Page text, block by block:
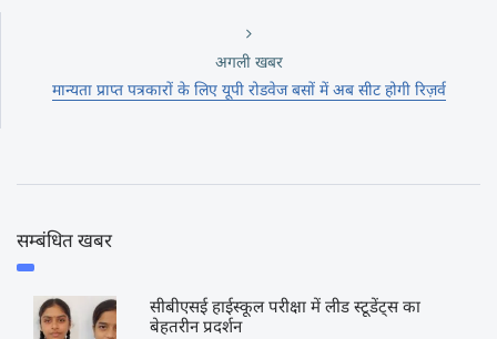
अगली खबर
मान्यता प्राप्त पत्रकारों के लिए यूपी रोडवेज बसों में अब सीट होगी रिज़र्व
सम्बंधित खबर
सीबीएसई हाईस्कूल परीक्षा में लीड स्टूडेंट्स का
बेहतरीन प्रदर्शन